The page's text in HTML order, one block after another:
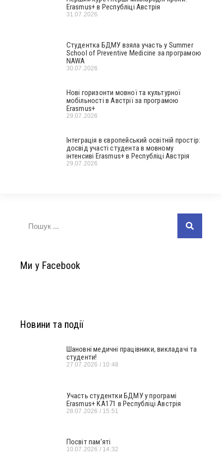
Erasmus+ в Республіці Австрія
31.07.2026
Студентка БДМУ взяла участь у Summer
School of Preventive Medicine за програмою
NAWA
30.07.2026
Нові горизонти мовної та культурної
мобільності в Австрії за програмою
Erasmus+
29.07.2026
Інтеграція в європейський освітній простір:
досвід участі студента в мовному
інтенсиві Erasmus+ в Республіці Австрія
29.07.2026
Ми у Facebook
Новини та події
Шановні медичні працівники, викладачі та
студенти!
27.07.2026 10:48
Участь студентки БДМУ у програмі
Erasmus+ KA171 в Республіці Австрія
28.07.2026 15:51
Посвіт пам’яті
10.07.2026 14:32